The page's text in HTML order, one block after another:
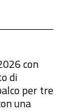
con
di
per tre
una